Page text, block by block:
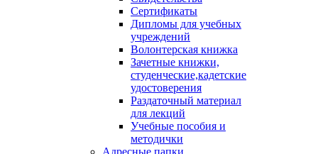
Сертификаты
Дипломы для учебных
учреждений
Волонтерская книжка
Зачетные книжки,
студенческие,кадетские
удостоверения
Раздаточный материал
для лекций
Учебные пособия и
методички
Адресные папки